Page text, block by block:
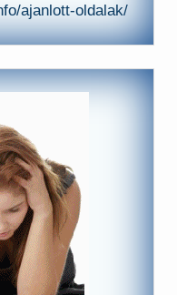
ajanlott-oldalak/